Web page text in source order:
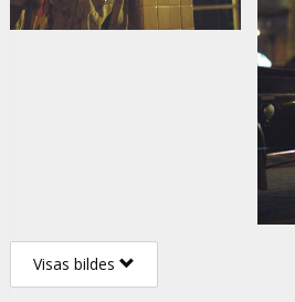
Visas bildes